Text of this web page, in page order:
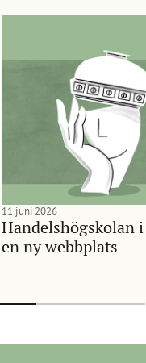
Handelshögskolan
en ny webbplats
11 juni 2026